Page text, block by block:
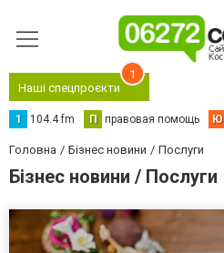
Наші спецпроєкти
1
1 104.4 fm П правовая помощь Ю
Головна Бізнес новини Послуги
Бізнес новини / Послуги